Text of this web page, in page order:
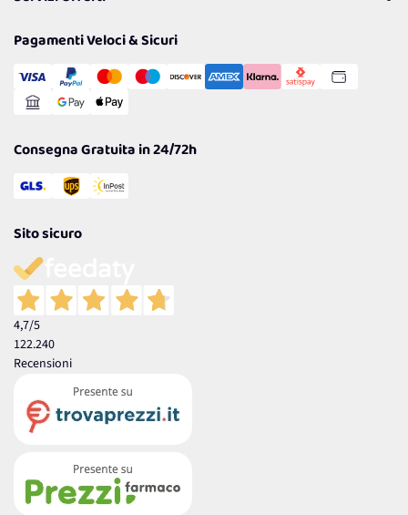
Cookie Policy
Gestisci Cookie
Reso Facile e Veloce
Pagamenti Veloci & Sicuri
Consegna Gratuita in 24/72h
Sito sicuro
4,7/5
122.240
Recensioni